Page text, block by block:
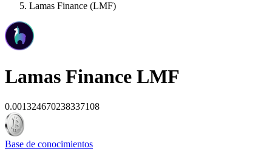
Lamas Finance (LMF)
Lamas Finance LMF
0.001324670238337108
Base de conocimientos